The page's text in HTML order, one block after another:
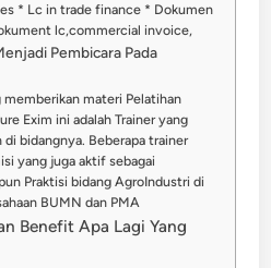
* Lc in trade finance * Dokumen
lc,commercial invoice,
Pembicara Pada
materi Pelatihan
Exim ini adalah Trainer yang
di bidangnya. Beberapa trainer
yang juga aktif sebagai
Praktisi bidang AgroIndustri di
BUMN dan PMA
Benefit Apa Lagi Yang